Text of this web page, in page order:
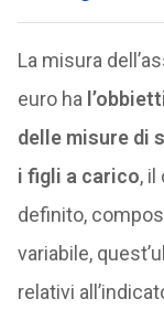
La misura
euro ha
delle misure di
i figli a carico,
definito,
variabile,
relativi